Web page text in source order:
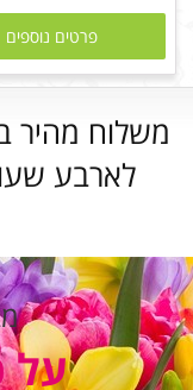
פרטים נוספים
משלוח מהיר
לארבע
על